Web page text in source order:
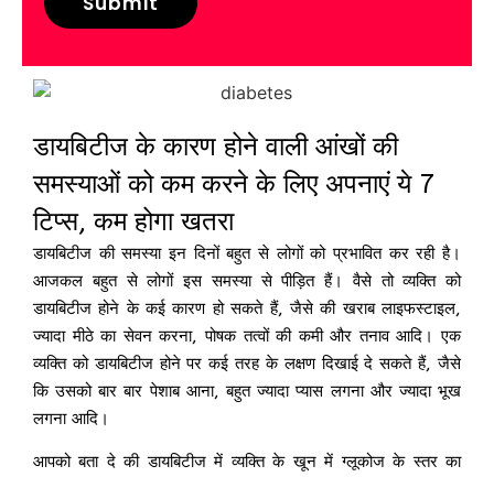
डायबिटीज के कारण होने वाली आंखों की
समस्याओं को कम करने के लिए अपनाएं ये 7
टिप्स, कम होगा खतरा
डायबिटीज की समस्या इन दिनों बहुत से लोगों को प्रभावित कर रही है।
आजकल बहुत से लोगों इस समस्या से पीड़ित हैं। वैसे तो व्यक्ति को
डायबिटीज होने के कई कारण हो सकते हैं, जैसे की खराब लाइफस्टाइल,
ज्यादा मीठे का सेवन करना, पोषक तत्वों की कमी और तनाव आदि। एक
व्यक्ति को डायबिटीज होने पर कई तरह के लक्षण दिखाई दे सकते हैं, जैसे
कि उसको बार बार पेशाब आना, बहुत ज्यादा प्यास लगना और ज्यादा भूख
लगना आदि।
आपको बता दे की डायबिटीज में व्यक्ति के खून में ग्लूकोज के स्तर का